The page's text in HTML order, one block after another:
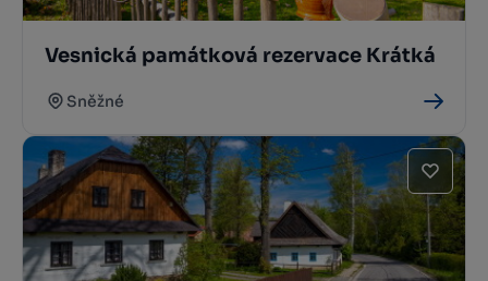
Vesnická památková rezervace Krátká
Sněžné